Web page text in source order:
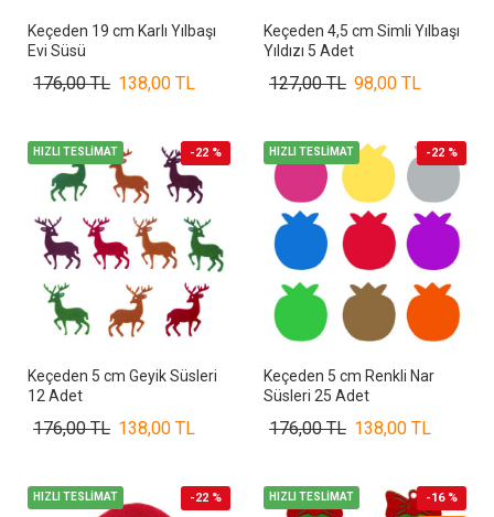
Keçeden 19 cm Karlı Yılbaşı
Evi Süsü
138,00 TL
176,00 TL
Keçeden 4,5 cm Simli Yılbaşı
Yıldızı 5 Adet
98,00 TL
127,00 TL
HIZLI TESLİMAT -22 %
Keçeden 5 cm Geyik Süsleri
12 Adet
138,00 TL
176,00 TL
HIZLI TESLİMAT -22 %
Keçeden 5 cm Renkli Nar
Süsleri 25 Adet
138,00 TL
176,00 TL
HIZLI TESLİMAT -22 % HIZLI TESLİMAT -16 %